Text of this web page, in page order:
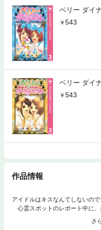
ベリー ダイ
543
ベリー ダイ
543
作品情報
アイドルはキスなんてしないの
心霊スポットのレポート中に、
を着せられたSTAR BERRY。
事ではイケメン俳優・響 玲の